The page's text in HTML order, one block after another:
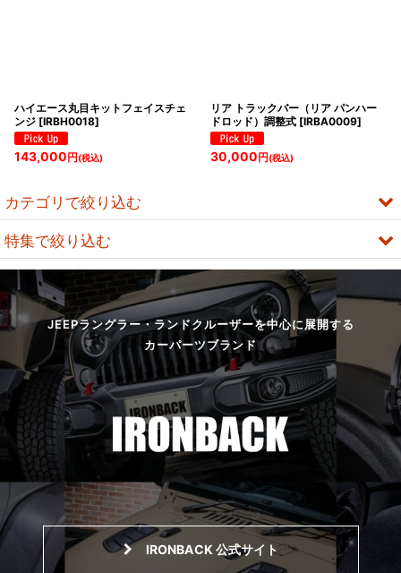
ハイエース丸目キットフェイスチェ
ンジ [IRBH0018]
143,000 円 (税込)
リア トラックバー（リア パンハー
ドロッド）調整式 [IRBA0009]
30,000 円 (税込)
カテゴリで絞り込む
JEEP（ジープ）
外装
内装
電装
TOYOTA
マフラー
特集で絞り込む
JK
JL
アクセサリー
フロントグリル
ルーフラック
200系-ハイエース
250-ランドクルーザー
JEEPラングラー・ランドクルーザーを中心に展開する
カーパーツブランド
IRONBACK 公式サイト